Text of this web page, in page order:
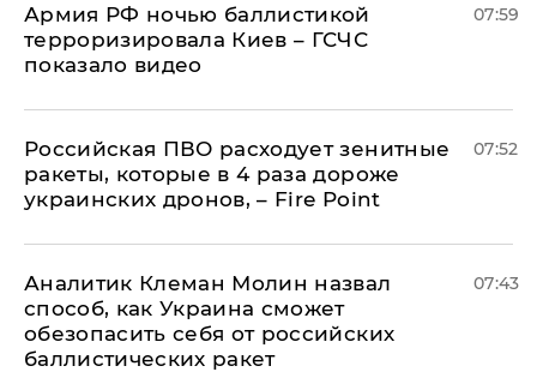
Армия РФ ночью баллистикой
терроризировала Киев – ГСЧС
показало видео
07:59
Российская ПВО расходует зенитные
ракеты, которые в 4 раза дороже
украинских дронов, – Fire Point
07:52
Аналитик Клеман Молин назвал
способ, как Украина сможет
обезопасить себя от российских
баллистических ракет
07:43